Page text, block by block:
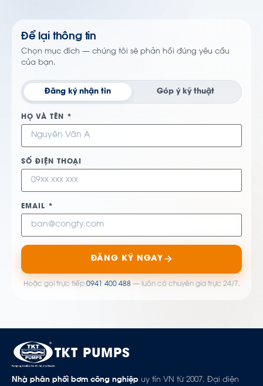
Để lại thông tin
Chọn mục đích — chúng tôi sẽ phản hồi đúng yêu cầu
của bạn.
Đăng ký nhận tin Góp ý kỹ thuật
HỌ VÀ TÊN *
SỐ ĐIỆN THOẠI
EMAIL *
ĐĂNG KÝ NGAY
Hoặc gọi trực tiếp 0941 400 488— luôn có chuyên gia trực 24/7.
TKT PUMPS
Nhà phân phối bơm công nghiệp uy tín VN từ 2007. Đại diện